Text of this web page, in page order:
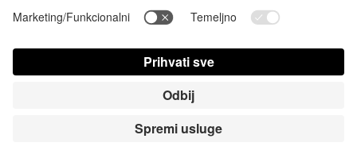
Contact us today
Uputa za upotrebu Kontakt